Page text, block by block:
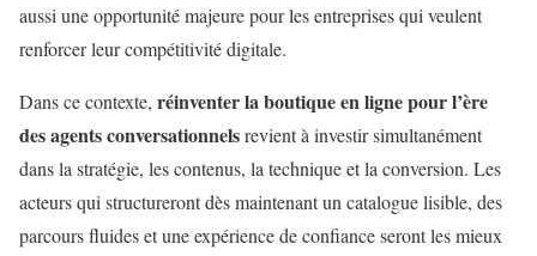
aussi une opportunité majeure pour les entreprises qui veulent
renforcer leur compétitivité digitale.
Dans ce contexte, réinventer la boutique en ligne pour l’ère
des agents conversationnelsrevient à investir simultanément
dans la stratégie, les contenus, la technique et la conversion. Les
acteurs qui structureront dès maintenant un catalogue lisible, des
parcours fluides et une expérience de confiance seront les mieux